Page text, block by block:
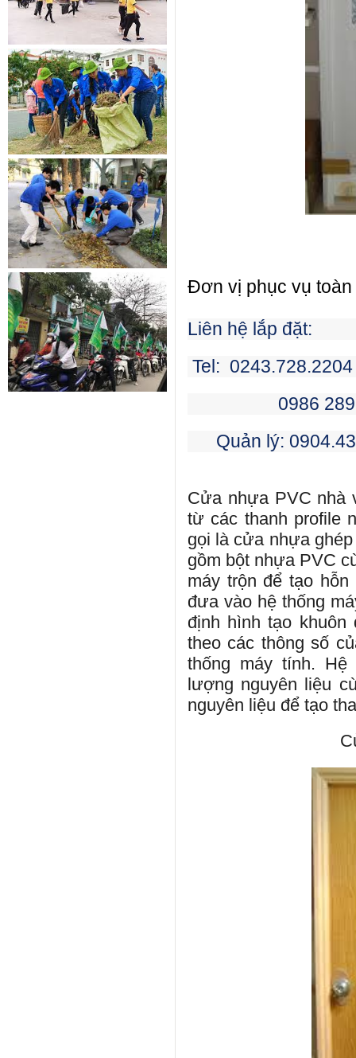
Đơn vị phục vụ toàn
Liên hệ lắp đặt:
Tel: 0243.728.2204
0986 289 389
Quản lý:
Cửa nhựa PVC nhà
từ các thanh profile
gọi là cửa nhựa
gồm bột nhựa PVC
máy trộn để tạo
đưa vào hệ thống
định hình tạo khuôn
theo các thông số
thống máy tính.
lượng nguyên liệu
nguyên liệu để tạo
Cửa